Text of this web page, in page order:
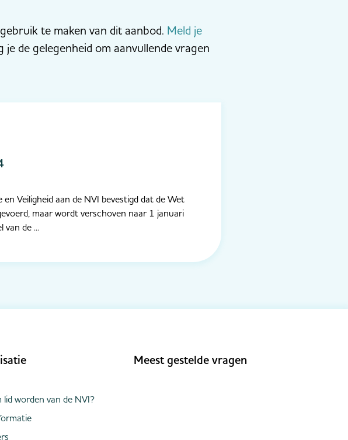
te maken van dit aanbod. Meld je
je de gelegenheid om aanvullende vragen
Veiligheid aan de NVI bevestigd dat de Wet
maar wordt verschoven naar 1 januari
de ...
lid worden van de NVI?
Meest gestelde vragen